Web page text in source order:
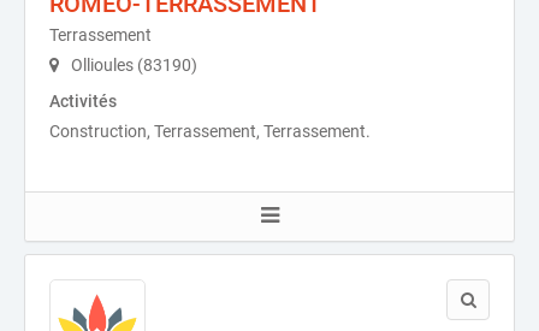
Terrassement
Ollioules (83190)
Activités
Construction, Terrassement, Terrassement.